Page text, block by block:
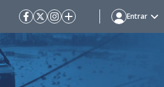
Entrar